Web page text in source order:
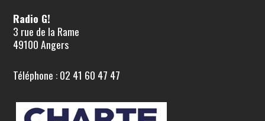
Radio G!
3 rue de la Rame
49100 Angers
Téléphone : 02 41 60 47 47